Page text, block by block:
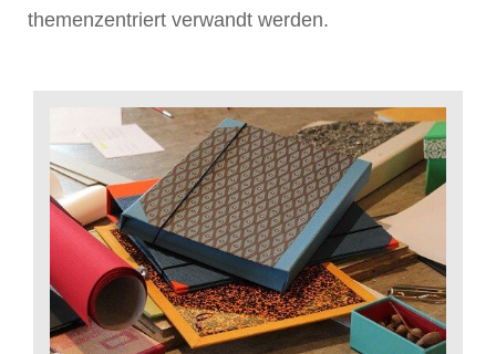
themenzentriert verwandt werden.